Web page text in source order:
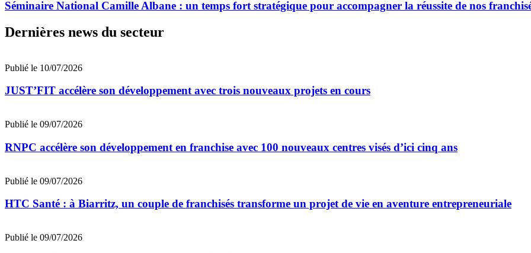
Séminaire National Camille Albane : un temps fort stratégique pour accompagner la réussite de nos
Dernières news du secteur
Publié le 10/07/2026
JUST’FIT accélère son développement avec trois nouveaux projets en cours
Publié le 09/07/2026
RNPC accélère son développement en franchise avec 100 nouveaux centres visés d’ici cinq ans
Publié le 09/07/2026
HTC Santé : à Biarritz, un couple de franchisés transforme un projet de vie en aventure entrepreneuriale
Publié le 09/07/2026